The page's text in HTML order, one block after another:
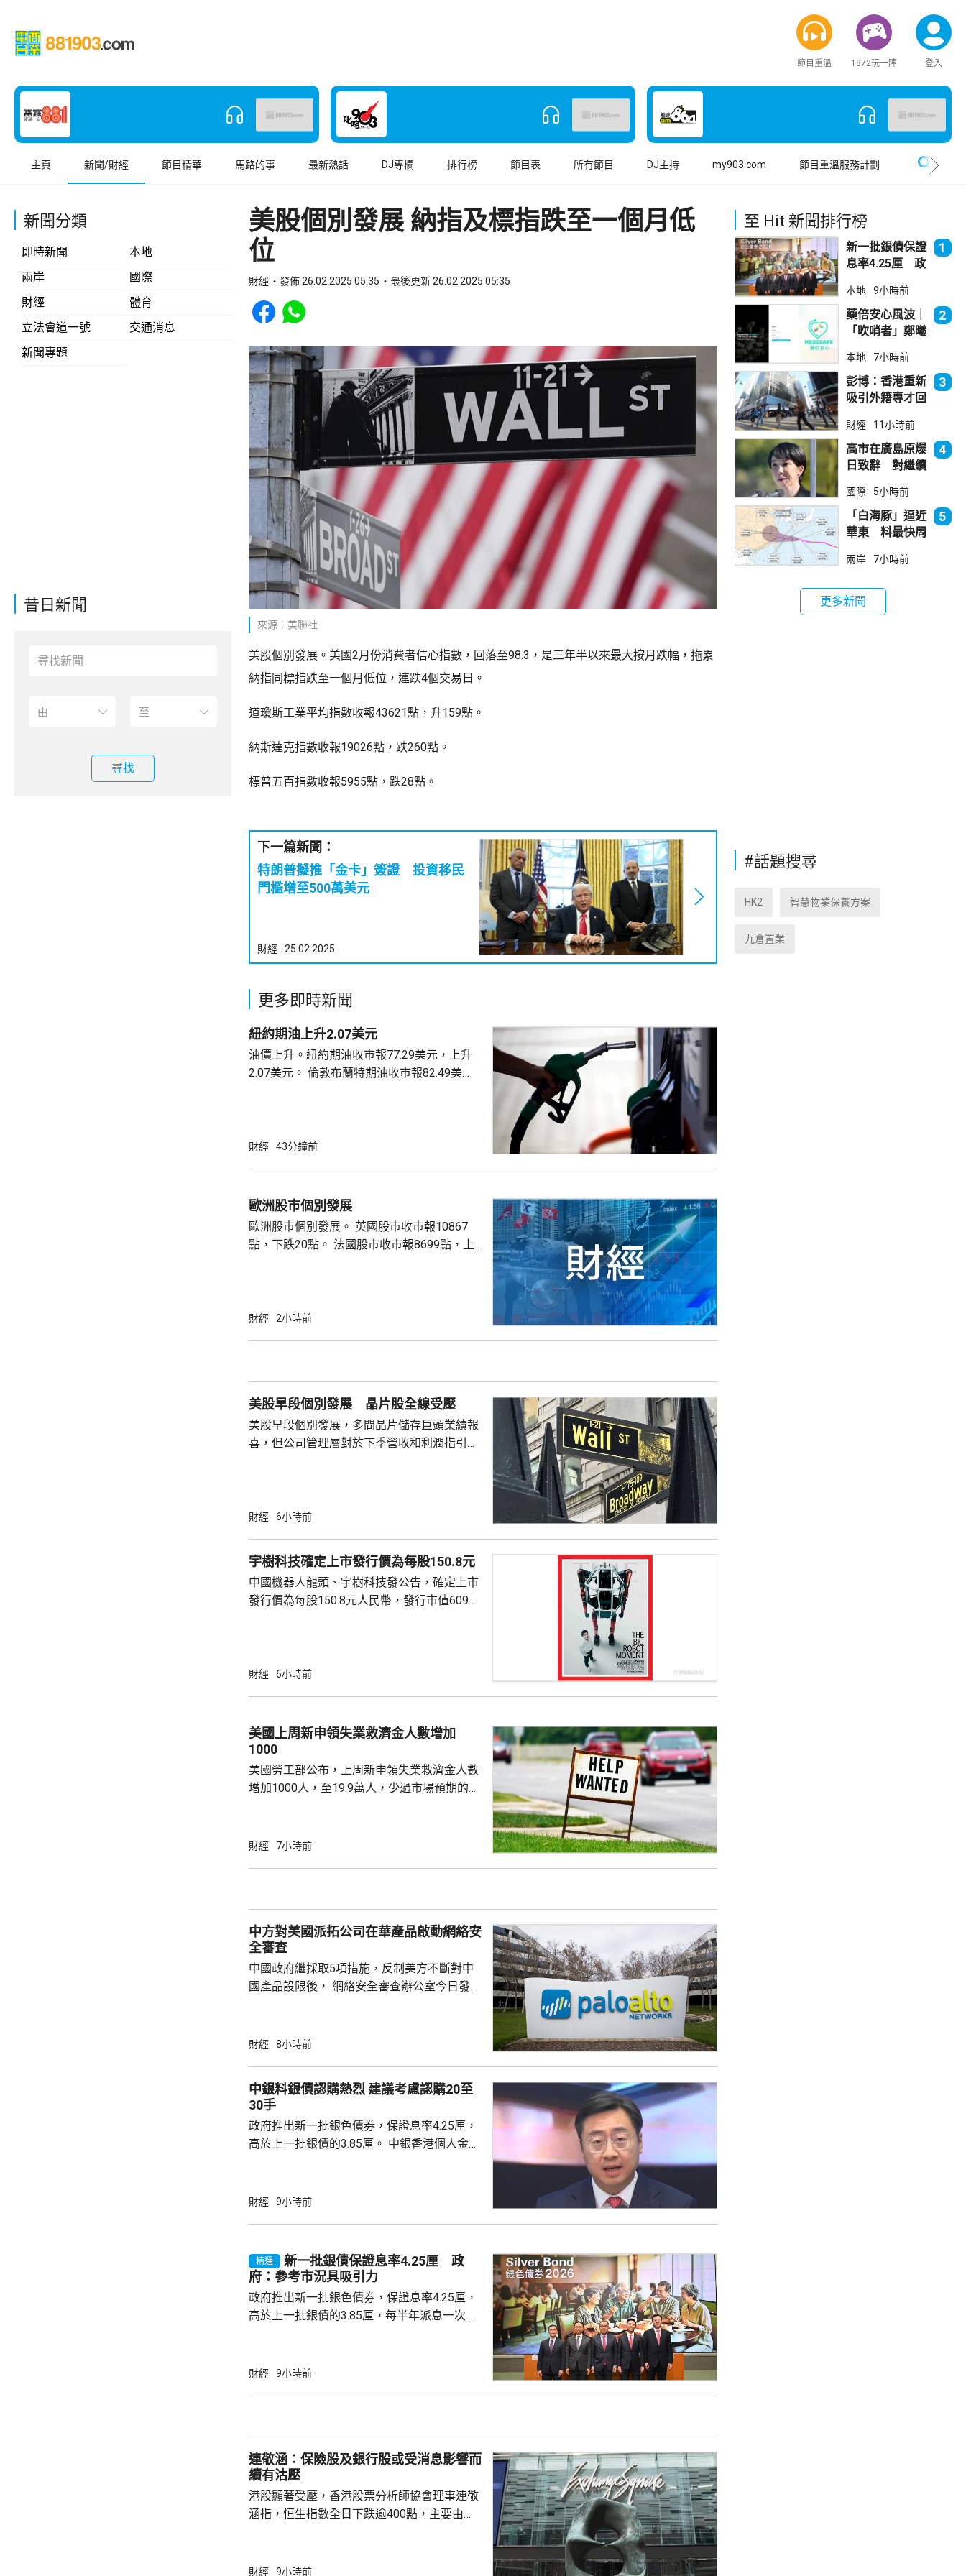
節目重溫 1872玩一陣 登入
主頁 新聞/財經 節目精華 馬路的事 最新熱話 DJ專欄 排行榜 節目表 所有節目 DJ主持 my903.com 節目重溫服務計劃
新聞分類
即時新聞
本地
兩岸
國際
財經
體育
立法會道一號
交通消息
新聞專題
昔日新聞
尋找
美股個別發展 納指及標指跌至一個月低
位
財經 發佈 26.02.2025 05:35 最後更新 26.02.2025 05:35
Share to Facebook
Share to WhatsApp
來源：美聯社
美股個別發展。美國2月份消費者信心指數，回落至98.3，是三年半以來最大按月跌幅，拖累
納指同標指跌至一個月低位，連跌4個交易日。
道瓊斯工業平均指數收報43621點，升159點。
納斯達克指數收報19026點，跌260點。
標普五百指數收報5955點，跌28點。
下一篇新聞：
特朗普擬推「金卡」簽證 投資移民
門檻增至500萬美元
財經 25.02.2025
更多即時新聞
紐約期油上升2.07美元
油價上升。紐約期油收巿報77.29美元，上升
2.07美元。 倫敦布蘭特期油收巿報82.49美
財經 43分鐘前
歐洲股巿個別發展
歐洲股巿個別發展。 英國股巿收巿報10867
點，下跌20點。 法國股巿收巿報8699點，上
財經 2小時前
美股早段個別發展 晶片股全線受壓
美股早段個別發展，多間晶片儲存巨頭業績報
喜，但公司管理層對於下季營收和利潤指引未
指數最新報54315點，跌33點； 標準普爾500
26418點，升56點。
財經 6小時前
宇樹科技確定上市發行價為每股150.8元
中國機器人龍頭、宇樹科技發公告，確定上市
發行價為每股150.8元人民幣，發行市值609億
開發行新股4040多萬股，擬發行數量佔發行後
戰略配售數量約為809萬股。發行完成後，宇
樹科技總股本...
財經 6小時前
美國上周新申領失業救濟金人數增加
1000
美國勞工部公布，上周新申領失業救濟金人數
增加1000人，至19.9萬人，少過市場預期的
19.8萬。
財經 7小時前
中方對美國派拓公司在華產品啟動網絡安
全審查
中國政府繼採取5項措施，反制美方不斷對中
國產品設限後， 網絡安全審查辦公室今日發公
公告指，為保障關鍵信息基礎設施安全穩定運
拓產品實施網絡安全審查。 商務部昨日宣布對
美國採取5項反制措施，包括加強無人機相關
兩用物項對出口管...
財經 8小時前
中銀料銀債認購熱烈 建議考慮認購20至
30手
政府推出新一批銀色債券，保證息率4.25厘，
高於上一批銀債的3.85厘。 中銀香港個人金融
帶動股市和債市波動，令風險較低及收益穩定
引。他指，近年銀色債券的認購反應熱烈，每
年超過30萬人參與，預料今次認購人數會更
財經 9小時前
精選
新一批銀債保證息率4.25厘 政
府：參考市況具吸引力
政府推出新一批銀色債券，保證息率4.25厘，
高於上一批銀債的3.85厘，每半年派息一次。
100手債券；持有有效香港身份證、1967年或
額上調至最多550億元。 財經事務及庫務局局
長許...
財經 9小時前
連敬涵：保險股及銀行股或受消息影響而
續有沽壓
港股顯著受壓，香港股票分析師協會理事連敬
涵指，恒生指數全日下跌逾400點，主要由於
滙豐(00005.HK)受消息影響，亦分別跌逾6%及
財經 9小時前
至 Hit 新聞排行榜
新一批銀債保證
息率4.25厘 政
吸引力
1
本地 9小時前
藥倍安心風波｜
「吹哨者」鄭曦
進行刑事調查
2
本地 7小時前
彭博：香港重新
吸引外籍專才回
3
財經 11小時前
高市在廣島原爆
日致辭 對繼續
含糊其辭
4
國際 5小時前
「白海豚」逼近
華東 料最快周
5
兩岸 7小時前
更多新聞
#話題搜尋
HK2 智慧物業保養方案
九倉置業